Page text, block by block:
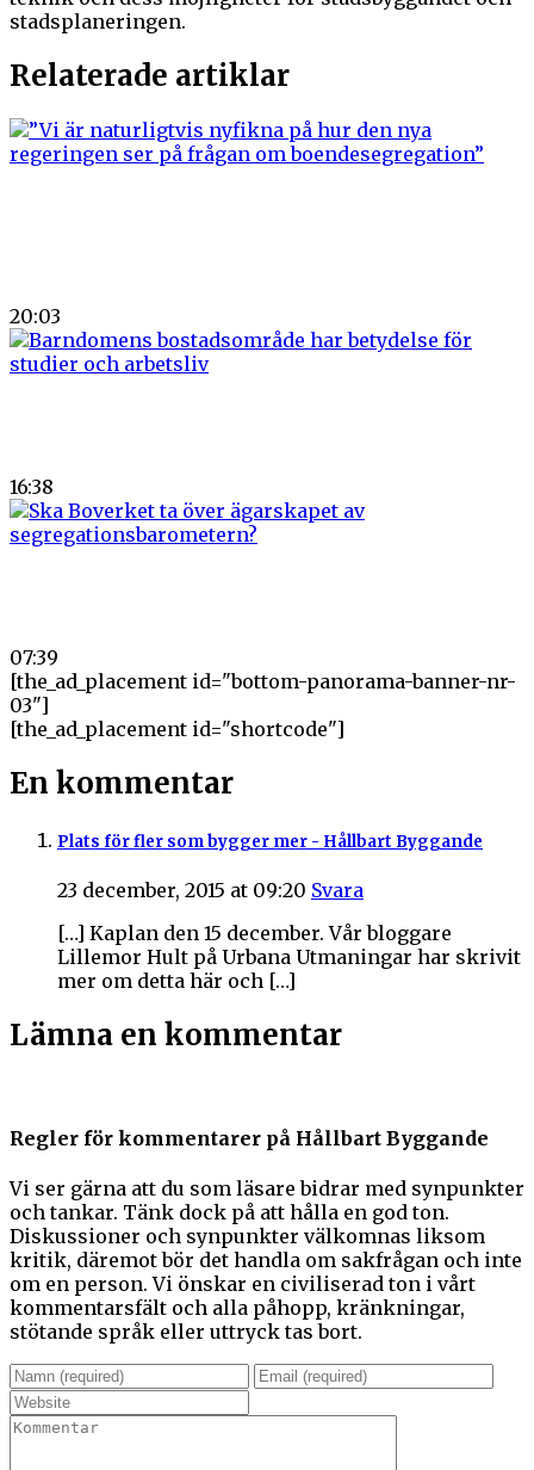
stadsplaneringen.
Relaterade artiklar
20:03
16:38
07:39
[the_ad_placement id="bottom-panorama-banner-nr-
03"]
[the_ad_placement id="shortcode"]
En kommentar
Plats för fler som bygger mer - Hållbart Byggande
23 december, 2015 at 09:20 Svara
[…] Kaplan den 15 december. Vår bloggare
Lillemor Hult på Urbana Utmaningar har skrivit
mer om detta här och […]
Lämna en kommentar
Regler för kommentarer på Hållbart Byggande
Vi ser gärna att du som läsare bidrar med synpunkter
och tankar. Tänk dock på att hålla en god ton.
Diskussioner och synpunkter välkomnas liksom
kritik, däremot bör det handla om sakfrågan och inte
om en person. Vi önskar en civiliserad ton i vårt
kommentarsfält och alla påhopp, kränkningar,
stötande språk eller uttryck tas bort.